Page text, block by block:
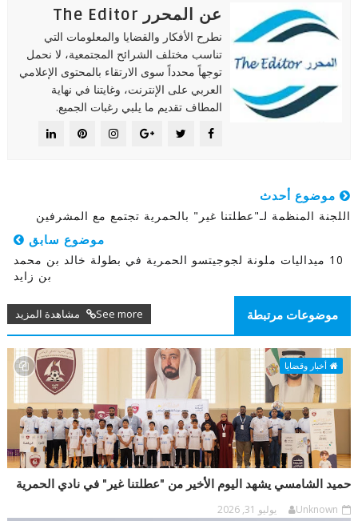
عن المحرر The Editor
نطرح الأفكار والقضايا والمعلومات التي
تناسب مختلف الشرائح المجتمعية، لا نحمل
توجهاً محدداً سوى الارتقاء بالمحتوى الإعلامي
العربي على الإنترنت، وغايتنا في نهاية
المطاف تقديم ما يلبي رغبات الجميع.
موضوع أحدث
اللجنة المنظمة لـ"عطلتنا غير" بالحمرية تجتمع مع المشرفين
موضوع سابق
10 ميداليات ملونة لجوجيتسو الحمرية في بطولة خالد بن محمد
بن زايد
موضوعات مرتبطة See more مشاهدة المزيد
أخبار وقضايا
حميد الشامسي يشهد اليوم الأخير من "عطلتنا غير" في نادي الحمرية
Unknown يوليو 31, 2026